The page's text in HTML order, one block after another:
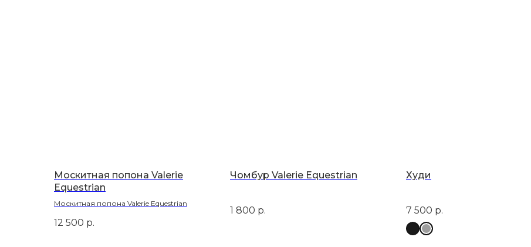
Москитная попона Valerie
Equestrian
Москитная попона Valerie Equestrian
12 500 р.
Чомбур Valerie Equestrian
1 800 р.
Худи
7 500 р.